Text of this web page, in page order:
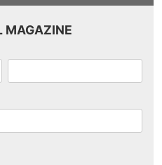
MAGAZINE